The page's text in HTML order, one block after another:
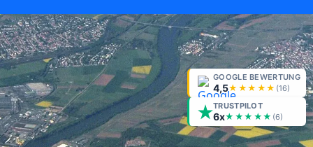
GOOGLE BEWERTUNG
4,5★★★★★ (16)
TRUSTPILOT
6x★★★★★ (6)